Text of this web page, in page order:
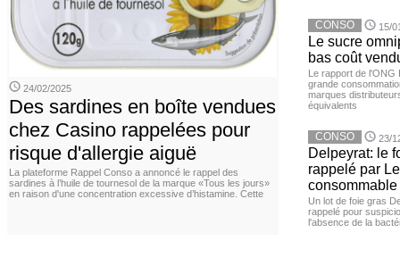
24/02/2025
Des sardines en boîte vendues
chez Casino rappelées pour
risque d'allergie aiguë
La plateforme Rappel Conso a annoncé le rappel des
sardines à l’huile de tournesol de la marque «Tous les jours»
en raison d'une concentration excessive d’histamine. Cette
CONSO 15/
Le sucre
bas coût
Le rapport de l'ONG
grande
marques
équivalents
CONSO 23/
Delpeyrat: le
rappelé par
consommable
Un lot de foie gras
rappelé pour
l'absence de la